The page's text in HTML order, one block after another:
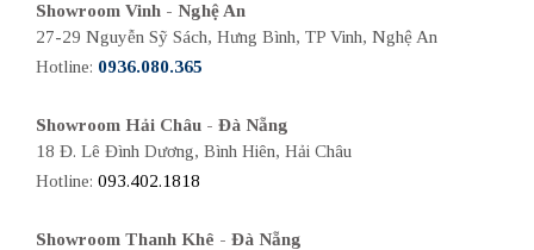
Showroom Vinh - Nghệ An
27-29 Nguyễn Sỹ Sách, Hưng Bình, TP Vinh, Nghệ An
Hotline: 0936.080.365
Showroom Hải Châu - Đà Nẵng
18 Đ. Lê Đình Dương, Bình Hiên, Hải Châu
Hotline: 093.402.1818
Showroom Thanh Khê - Đà Nẵng